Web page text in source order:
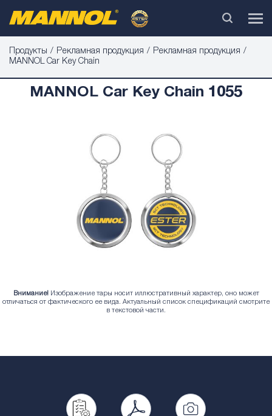
Продукты Рекламная продукция
Рекламная продукция
MANNOL Car Key Chain
MANNOL Car Key Chain 1055
Внимание! Изображение тары носит иллюстративный характер, оно может
отличаться от фактического ее вида. Актуальный список спецификаций смотрите
в текстовой части.